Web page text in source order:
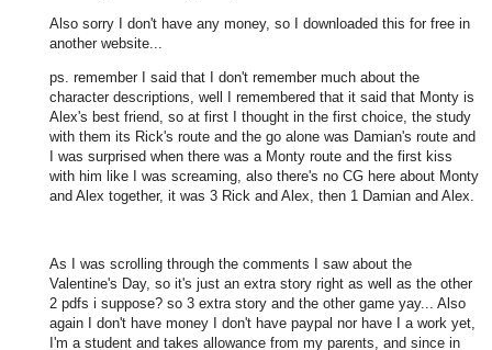
Also sorry I don't have any money, so I downloaded this for free in
another website...
ps. remember I said that I don't remember much about the
character descriptions, well I remembered that it said that Monty is
Alex's best friend, so at first I thought in the first choice, the study
with them its Rick's route and the go alone was Damian's route and
I was surprised when there was a Monty route and the first kiss
with him like I was screaming, also there's no CG here about Monty
and Alex together, it was 3 Rick and Alex, then 1 Damian and Alex.
As I was scrolling through the comments I saw about the
Valentine's Day, so it's just an extra story right as well as the other
2 pdfs i suppose? so 3 extra story and the other game yay... Also
again I don't have money I don't have paypal nor have I a work yet,
I'm a student and takes allowance from my parents, and since in